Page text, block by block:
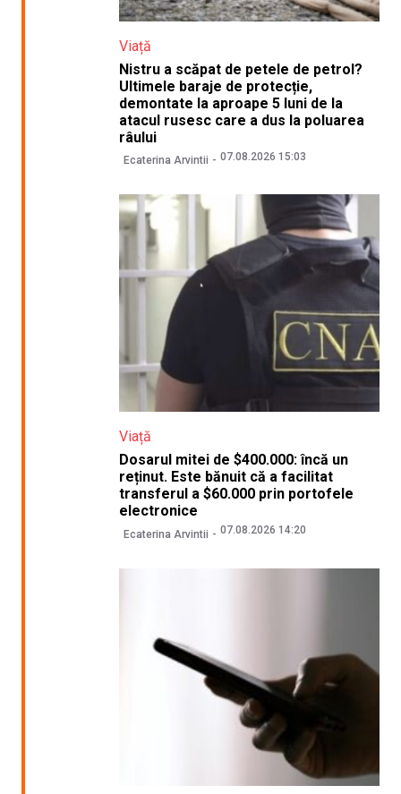
Viață
Nistru a scăpat de petele de petrol?
Ultimele baraje de protecție,
demontate la aproape 5 luni de la
atacul rusesc care a dus la poluarea
râului
Ecaterina Arvintii 07.08.2026 15:03
Viață
Dosarul mitei de $400.000: încă un
reținut. Este bănuit că a facilitat
transferul a $60.000 prin portofele
electronice
Ecaterina Arvintii 07.08.2026 14:20